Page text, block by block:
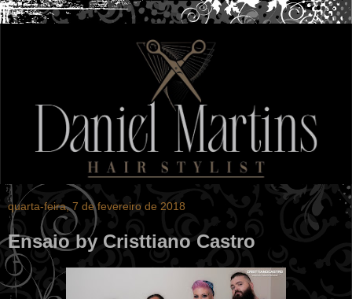
quarta-feira, 7 de fevereiro de 2018
Ensaio by Cristtiano Castro